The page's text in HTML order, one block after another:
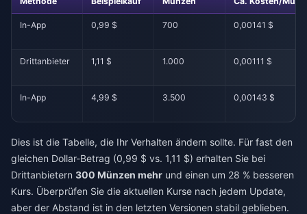
In-App 0,99 $ 700 0,00141 $
Drittanbieter 1,11 $ 1.000 0,00111 $
In-App 4,99 $ 3.500 0,00143 $
Dies ist die Tabelle, die Ihr Verhalten ändern sollte. Für fast den
gleichen Dollar-Betrag (0,99 $ vs. 1,11 $) erhalten Sie bei
Drittanbietern 300 Münzen mehr und einen um 28 % besseren
Kurs. Überprüfen Sie die aktuellen Kurse nach jedem Update,
aber der Abstand ist in den letzten Versionen stabil geblieben.